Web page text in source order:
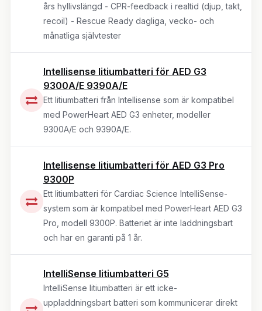
års hyllivslängd - CPR-feedback i realtid (djup, takt,
recoil) - Rescue Ready dagliga, vecko- och
månatliga självtester
Intellisense litiumbatteri för AED G3
9300A/E 9390A/E
Ett litiumbatteri från Intellisense som är kompatibel
med PowerHeart AED G3 enheter, modeller
9300A/E och 9390A/E.
Intellisense litiumbatteri för AED G3 Pro
9300P
Ett litiumbatteri för Cardiac Science IntelliSense-
system som är kompatibel med PowerHeart AED G3
Pro, modell 9300P. Batteriet är inte laddningsbart
och har en garanti på 1 år.
IntelliSense litiumbatteri G5
IntelliSense litiumbatteri är ett icke-
uppladdningsbart batteri som kommunicerar direkt